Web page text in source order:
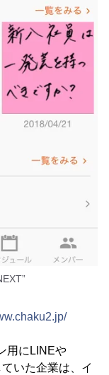
用にLINEや
いた企業は、イ